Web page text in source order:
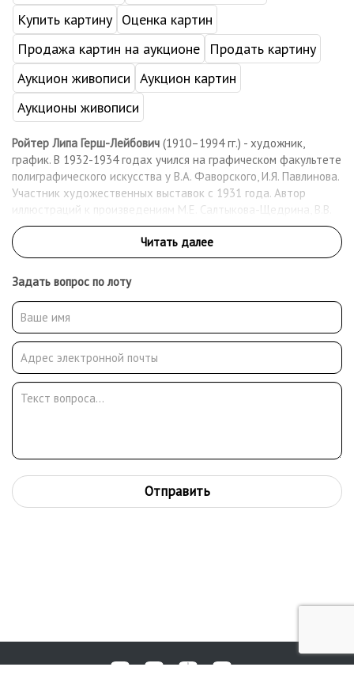
Купить картину Оценка картин
Продажа картин на аукционе
Продать картину
Аукцион живописи Аукцион картин
Аукционы живописи
Ройтер Липа Герш-Лейбович (1910–1994 гг.) - художник,
график. В 1932-1934 годах учился на графическом факультете
полиграфического искусства у В.А. Фаворского, И.Я. Павлинова.
Участник художественных выставок с 1931 года. Автор
иллюстраций к произведениям М.Е. Салтыкова-Щедрина, В.В.
Маяковского, а также серий линогравюр. Работы художника
хранятся в ГТГ, ГМИИ им. А.С. Пушкина и других музеях.
Задать вопрос по лоту
Отправить